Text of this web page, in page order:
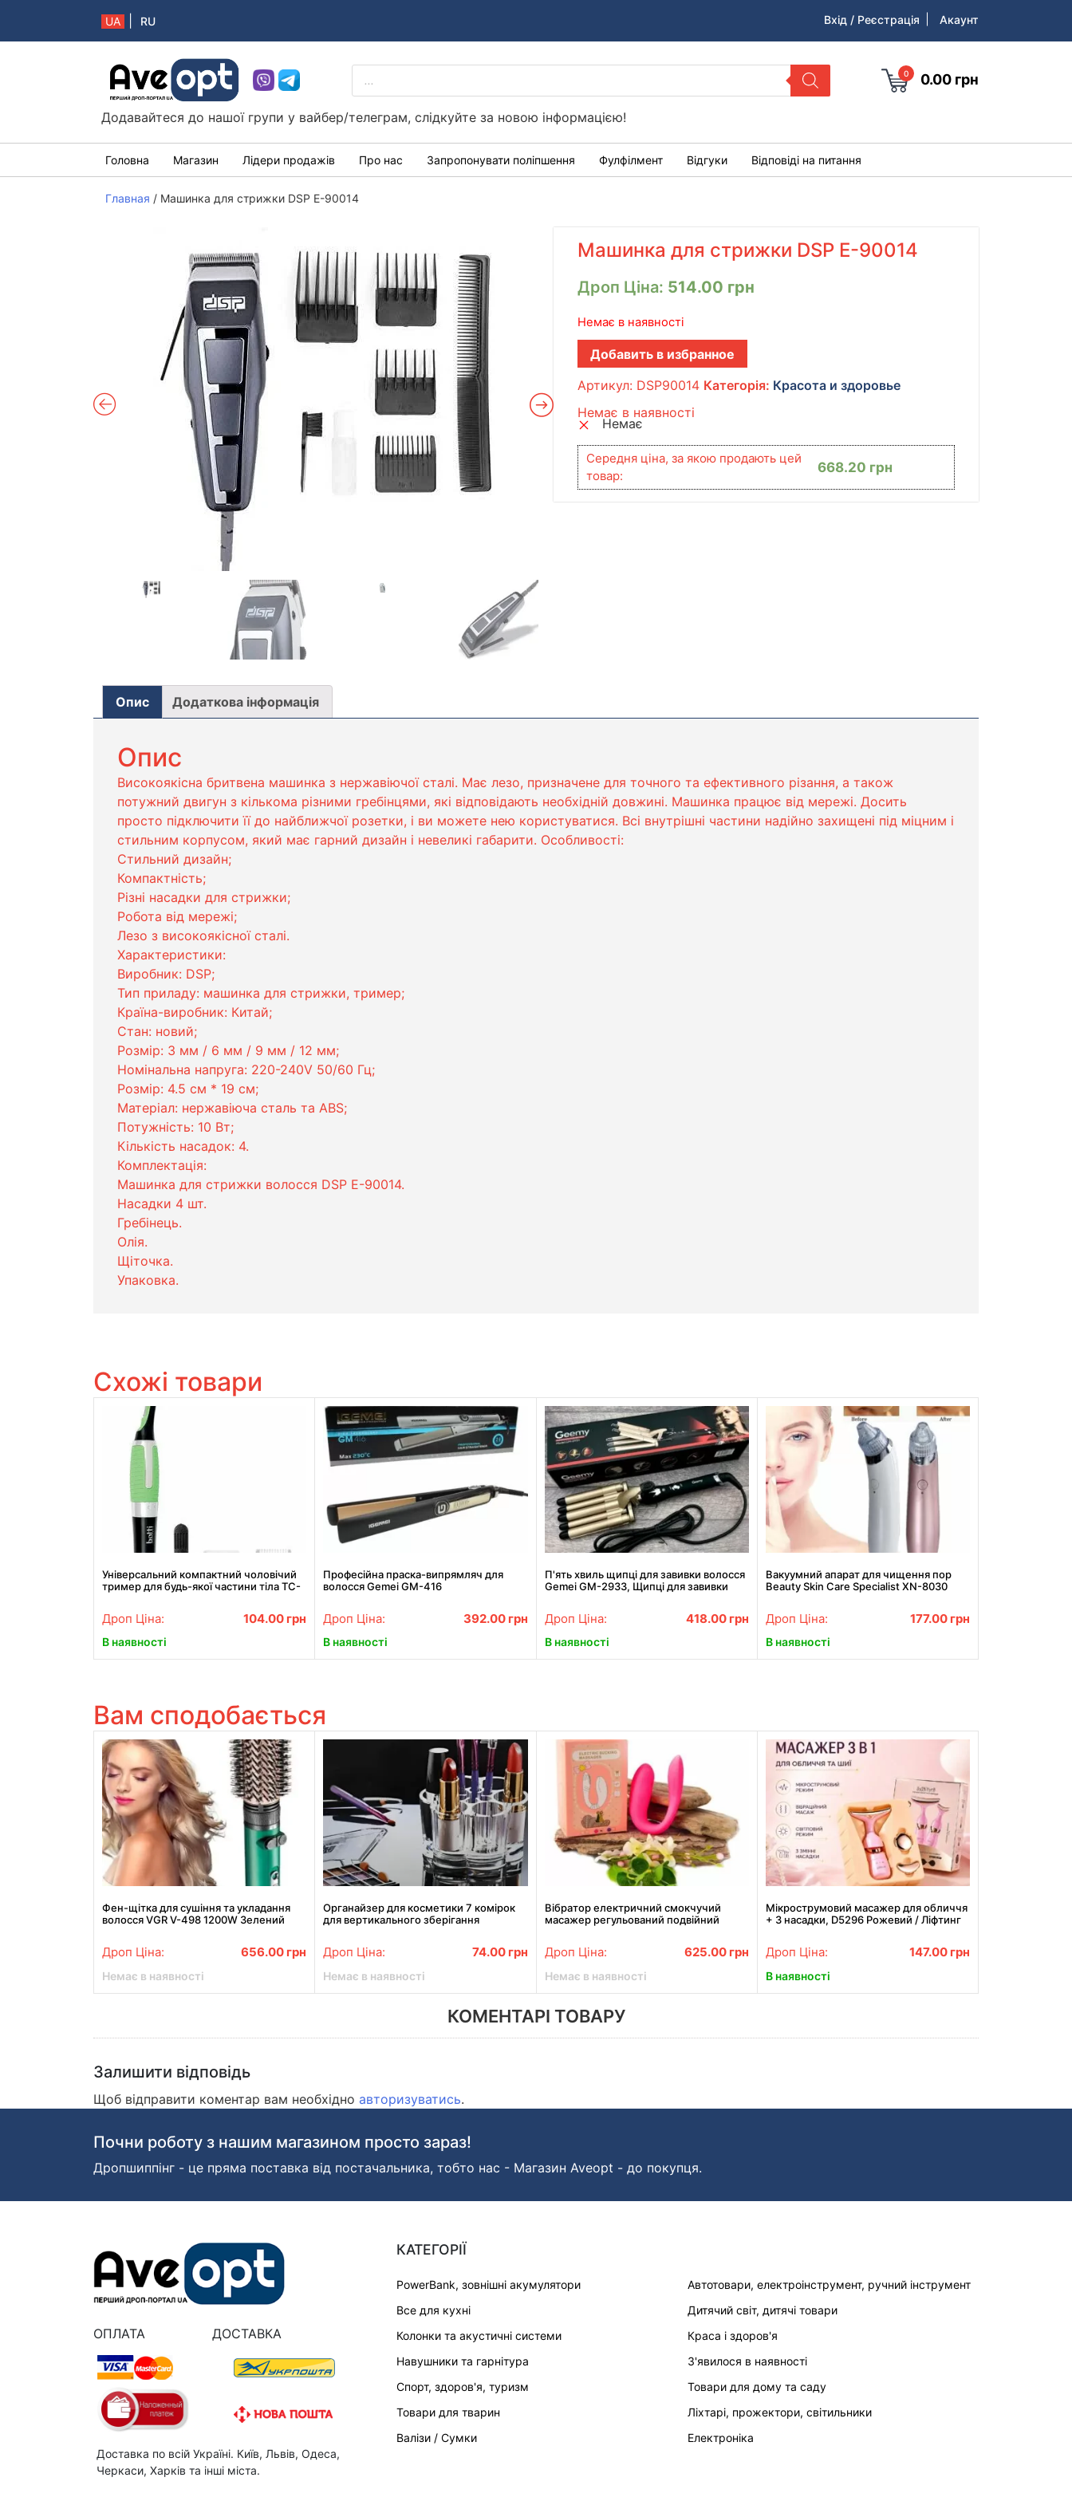
UA RU Вхід / Реєстрація Акаунт
Aveopt – оптова дропшипінг платформа в Україні
PRODUCTS
SEARCH
0 0.00 грн
Додавайтеся до нашої групи у вайбер/телеграм, слідкуйте за новою інформацією!
Головна Магазин Лідери продажів Про нас Запропонувати поліпшення Фулфілмент Відгуки Відповіді на питання
Главная / Машинка для стрижки DSP E-90014
Машинка для стрижки DSP E-90014
Дроп Ціна: 514.00 грн
Немає в наявності
Добавить в избранное
Артикул: DSP90014 Категорія: Красота и здоровье
Немає в наявності
Немає
Середня ціна, за якою продають цей
товар:
668.20 грн
Опис Додаткова інформація
Опис
Високоякісна бритвена машинка з нержавіючої сталі. Має лезо, призначене для точного та ефективного різання, а також
потужний двигун з кількома різними гребінцями, які відповідають необхідній довжині. Машинка працює від мережі. Досить
просто підключити її до найближчої розетки, і ви можете нею користуватися. Всі внутрішні частини надійно захищені під міцним і
стильним корпусом, який має гарний дизайн і невеликі габарити. Особливості:
Стильний дизайн;
Компактність;
Різні насадки для стрижки;
Робота від мережі;
Лезо з високоякісної сталі.
Характеристики:
Виробник: DSP;
Тип приладу: машинка для стрижки, тример;
Країна-виробник: Китай;
Стан: новий;
Розмір: 3 мм / 6 мм / 9 мм / 12 мм;
Номінальна напруга: 220-240V 50/60 Гц;
Розмір: 4.5 см * 19 см;
Матеріал: нержавіюча сталь та ABS;
Потужність: 10 Вт;
Кількість насадок: 4.
Комплектація:
Машинка для стрижки волосся DSP E-90014.
Насадки 4 шт.
Гребінець.
Олія.
Щіточка.
Упаковка.
Схожі товари
Універсальний компактний чоловічий
тример для будь-якої частини тіла TC-
Дроп Ціна: 104.00 грн
В наявності
Професійна праска-випрямляч для
волосся Gemei GM-416
Дроп Ціна: 392.00 грн
В наявності
П'ять хвиль щипці для завивки волосся
Gemei GM-2933, Щипці для завивки
Дроп Ціна: 418.00 грн
В наявності
Вакуумний апарат для чищення пор
Beauty Skin Care Specialist XN-8030
Дроп Ціна: 177.00 грн
В наявності
Вам сподобається
Фен-щітка для сушіння та укладання
волосся VGR V-498 1200W Зелений
Дроп Ціна: 656.00 грн
Немає в наявності
Органайзер для косметики 7 комірок
для вертикального зберігання
Дроп Ціна: 74.00 грн
Немає в наявності
Вібратор електричний смокчучий
масажер регульований подвійний
Дроп Ціна: 625.00 грн
Немає в наявності
Мікрострумовий масажер для обличчя
+ 3 насадки, D5296 Рожевий / Ліфтинг
Дроп Ціна: 147.00 грн
В наявності
КОМЕНТАРІ ТОВАРУ
Залишити відповідь
Щоб відправити коментар вам необхідно авторизуватись.
Почни роботу з нашим магазином просто зараз!
Дропшиппінг - це пряма поставка від постачальника, тобто нас - Магазин Aveopt - до покупця.
ОПЛАТА ДОСТАВКА
Доставка по всій Україні. Київ, Львів, Одеса,
Черкаси, Харків та інші міста.
КАТЕГОРІЇ
PowerBank, зовнішні акумулятори
Автотовари, електроінструмент, ручний інструмент
Все для кухні
Дитячий світ, дитячі товари
Колонки та акустичні системи
Краса і здоров'я
Навушники та гарнітура
З'явилося в наявності
Спорт, здоров'я, туризм
Товари для дому та саду
Товари для тварин
Ліхтарі, прожектори, світильники
Валізи / Сумки
Електроніка